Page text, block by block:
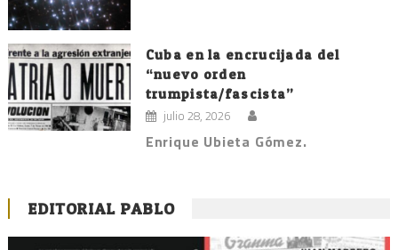
Cuba en la encrucijada del
“nuevo orden
trumpista/fascista”
julio 28, 2026
Enrique Ubieta Gómez.
EDITORIAL PABLO